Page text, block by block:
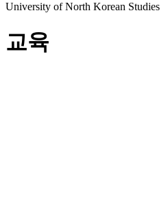
University of North Korean Studies
교육